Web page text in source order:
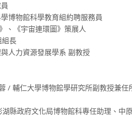
博物館科學教育組約聘服務員
、《宇宙連環圖》策展人
組長
人力資源發展學系 副教授
/ 輔仁大學博物館學研究所副教授兼任
縣政府文化局博物館科專任助理、中